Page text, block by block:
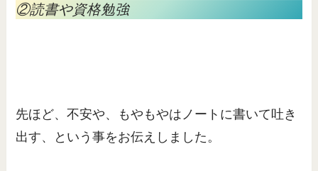
②読書や資格勉強
先ほど、不安や、もやもやはノートに書いて吐き
出す、という事をお伝えしました。